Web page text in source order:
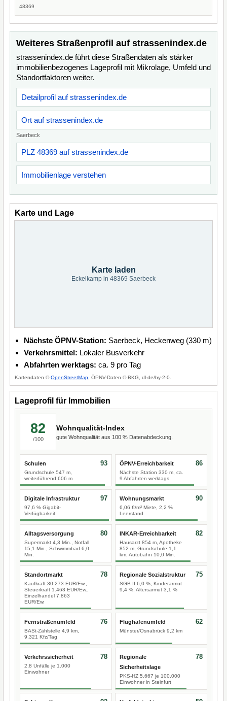
48369
Weiteres Straßenprofil auf strassenindex.de
strassenindex.de führt diese Straßendaten als stärker
immobilienbezogenes Lageprofil mit Mikrolage, Umfeld und
Standortfaktoren weiter.
Detailprofil auf strassenindex.de
Ort auf strassenindex.de
Saerbeck
PLZ 48369 auf strassenindex.de
Immobilienlage verstehen
Karte und Lage
Karte laden
Eckelkamp in 48369 Saerbeck
Nächste ÖPNV-Station: Saerbeck, Heckenweg (330 m)
Verkehrsmittel: Lokaler Busverkehr
Abfahrten werktags: ca. 9 pro Tag
Kartendaten ©OpenStreetMap , ÖPNV-Daten © BKG, dl-de/by-2-0.
Lageprofil für Immobilien
82
/100
Wohnqualität-Index
gute Wohnqualität aus 100 % Datenabdeckung.
Schulen
Grundschule 547 m,
weiterführend 606 m
93 ÖPNV-Erreichbarkeit
Nächste Station 330 m, ca.
9 Abfahrten werktags
86
Digitale Infrastruktur
97,6 % Gigabit-
Verfügbarkeit
97 Wohnungsmarkt
6,06 €/m² Miete, 2,2 %
Leerstand
90
Alltagsversorgung
Supermarkt 4,3 Min., Notfall
15,1 Min., Schwimmbad 6,0
Min.
80 INKAR-Erreichbarkeit
Hausarzt 854 m, Apotheke
852 m, Grundschule 1,1
km, Autobahn 10,0 Min.
82
Standortmarkt
Kaufkraft 30.273 EUR/Ew.,
Steuerkraft 1.463 EUR/Ew.,
Einzelhandel 7.863
EUR/Ew.
78 Regionale Sozialstruktur
SGB II 6,0 %, Kinderarmut
9,4 %, Altersarmut 3,1 %
75
Fernstraßenumfeld
BASt-Zählstelle 4,9 km,
9.321 Kfz/Tag
76 Flughafenumfeld
Münster/Osnabrück 9,2 km
62
Verkehrssicherheit
2,8 Unfälle je 1.000
Einwohner
78
Regionale
Sicherheitslage
PKS-HZ 5.667 je 100.000
Einwohner in Steinfurt
78